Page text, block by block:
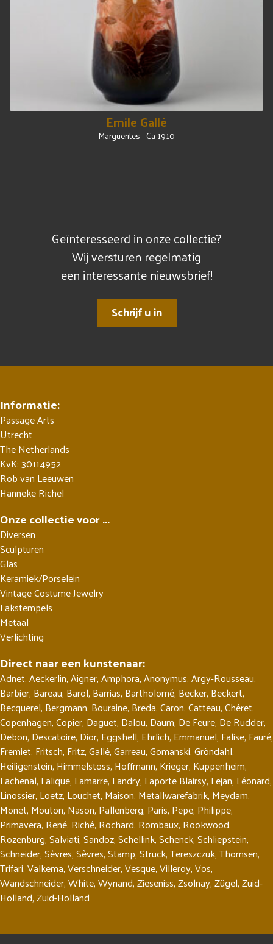
Emile Gallé
Marguerites - Ca 1910
Geïnteresseerd in onze collectie?
Wij versturen regelmatig
een interessante nieuwsbrief!
Schrijf u in
Informatie:
Passage Arts
Utrecht
The Netherlands
KvK: 30114952
Rob van Leeuwen
Hanneke Richel
Onze collectie voor ...
Diversen
Sculpturen
Glas
Keramiek/Porselein
Vintage Costume Jewelry
Lakstempels
Metaal
Verlichting
Direct naar een kunstenaar:
Adnet,Aeckerlin,Aigner,Amphora,Anonymus,Argy-Rousseau,
Barbier, Bareau, Barol, Barrias, Bartholomé, Becker, Beckert,
Becquerel, Bergmann, Bouraine, Breda,Caron,Catteau,Chéret,
Copenhagen,Copier, Daguet, Dalou, Daum, De Feure, De Rudder,
Debon, Descatoire, Dior, Eggshell, Ehrlich, Emmanuel, Falise, Fauré,
Fremiet, Fritsch, Fritz,Gallé,Garreau,Gomanski,Gröndahl,
Heiligenstein, Himmelstoss, Hoffmann, Krieger, Kuppenheim,
Lachenal, Lalique, Lamarre, Landry, Laporte Blairsy, Lejan, Léonard,
Linossier, Loetz, Louchet, Maison, Metallwarefabrik, Meydam,
Monet, Mouton, Nason, Pallenberg, Paris, Pepe, Philippe,
Primavera, René, Riché, Rochard, Rombaux, Rookwood,
Rozenburg,Salviati,Sandoz,Schellink,Schenck,Schliepstein,
Schneider,Sèvres,Sèvres,Stamp,Struck,Tereszczuk,Thomsen,
Trifari,Valkema,Verschneider,Vesque,Villeroy,Vos,
Wandschneider,White,Wynand,Zieseniss,Zsolnay,Zügel,Zuid-
Holland,Zuid-Holland